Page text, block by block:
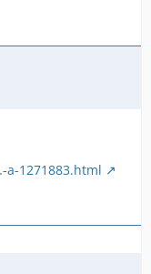
1271883.html